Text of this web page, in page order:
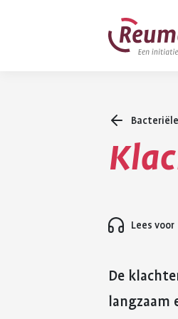
Lees voor
De
langzaam